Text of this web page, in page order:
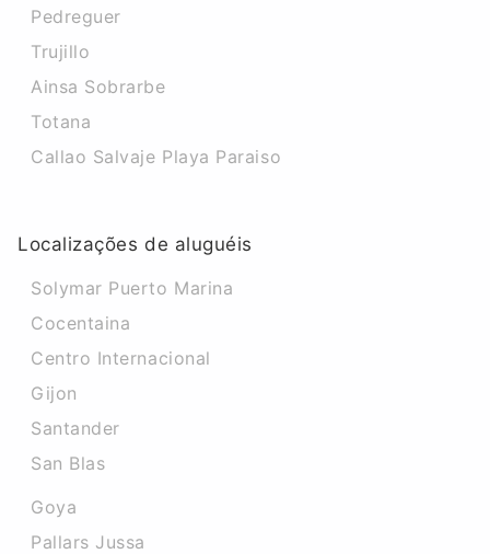
Pedreguer
Trujillo
Ainsa Sobrarbe
Totana
Callao Salvaje Playa Paraiso
Localizações de aluguéis
Solymar Puerto Marina
Cocentaina
Centro Internacional
Gijon
Santander
San Blas
Goya
Pallars Jussa